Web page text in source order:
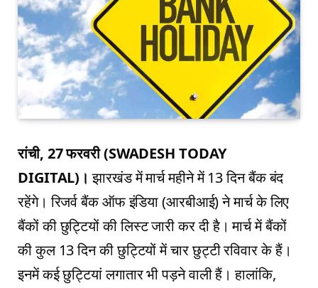
रांची, 27 फरवरी (SWADESH TODAY
DIGITAL)। झारखंड में मार्च महीने में 13 दिन बैंक बंद
रहेंगे। रिजर्व बैंक ऑफ इंडिया (आरबीआई) ने मार्च के लिए
बैंकों की छुट्टियों की लिस्ट जारी कर दी है। मार्च में बैंकों
की कुल 13 दिन की छुट्टियों में चार छुट्टी रविवार के हैं।
इनमें कई छुट्टियां लगातार भी पड़ने वाली हैं। हालांकि,